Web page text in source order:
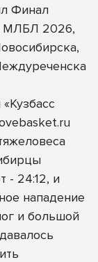
Финал
МЛБЛ 2026,
- 24:12, и
нападение
и большой